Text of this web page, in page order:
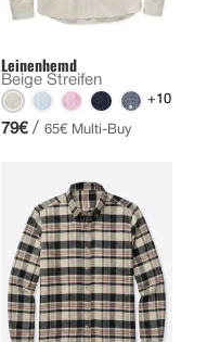
Leinenhemd
Beige Streifen
+10
79€ / 65€ Multi-Buy